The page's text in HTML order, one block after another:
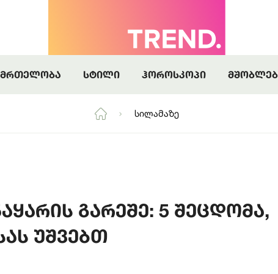
სიყვარულს იპოვის
მოუთმენლად ველოდებით
სიყვარულს იპოვის
სტილი ჰოროსკოპი
Სილამაზე
გარეშე: 5 შეცდომა,
უშვებთ